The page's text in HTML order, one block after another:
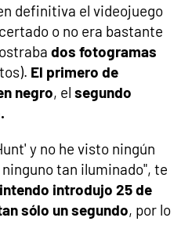
definitiva el videojuego
o no era bastante
dos fotogramas
El primero de
negro, el segundo
y no he visto ningún
tan iluminado", te
introdujo 25 de
sólo un segundo, por lo